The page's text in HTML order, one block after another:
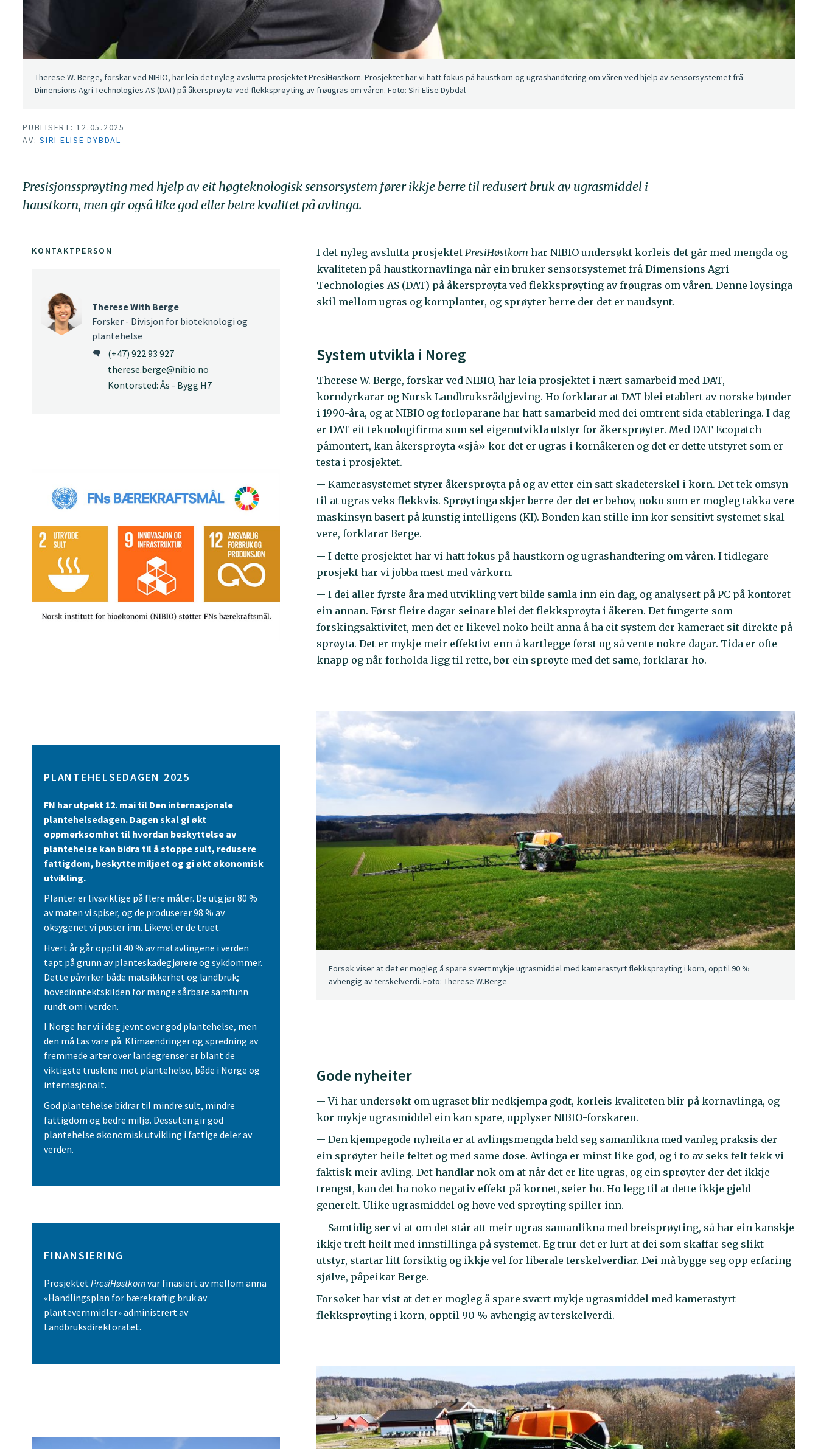
Therese W. Berge, forskar ved NIBIO, har leia det nyleg avslutta prosjektet PresiHøstkorn. Prosjektet har vi hatt fokus på haustkorn og ugrashandtering om våren ved hjelp av sensorsystemet frå
Dimensions Agri Technologies AS (DAT) på åkersprøyta ved flekksprøyting av frøugras om våren. Foto: Siri Elise Dybdal
PUBLISERT: 12.05.2025
AV: SIRI ELISE DYBDAL
Presisjonssprøyting med hjelp av eit høgteknologisk sensorsystem fører ikkje berre til redusert bruk av ugrasmiddel i
haustkorn, men gir også like god eller betre kvalitet på avlinga.
I det nyleg avslutta prosjektet PresiHøstkorn har NIBIO undersøkt korleis det går med mengda og
kvaliteten på haustkornavlinga når ein bruker sensorsystemet frå Dimensions Agri
Technologies AS (DAT) på åkersprøyta ved flekksprøyting av frøugras om våren. Denne løysinga
skil mellom ugras og kornplanter, og sprøyter berre der det er naudsynt.
System utvikla i Noreg
Therese W. Berge, forskar ved NIBIO, har leia prosjektet i nært samarbeid med DAT,
korndyrkarar og Norsk Landbruksrådgjeving. Ho forklarar at DAT blei etablert av norske bønder
i 1990-åra, og at NIBIO og forløparane har hatt samarbeid med dei omtrent sida etableringa. I dag
er DAT eit teknologifirma som sel eigenutvikla utstyr for åkersprøyter. Med DAT Ecopatch
påmontert, kan åkersprøyta «sjå» kor det er ugras i kornåkeren og det er dette utstyret som er
testa i prosjektet.
-- Kamerasystemet styrer åkersprøyta på og av etter ein satt skadeterskel i korn. Det tek omsyn
til at ugras veks flekkvis. Sprøytinga skjer berre der det er behov, noko som er mogleg takka vere
maskinsyn basert på kunstig intelligens (KI). Bonden kan stille inn kor sensitivt systemet skal
vere, forklarar Berge.
-- I dette prosjektet har vi hatt fokus på haustkorn og ugrashandtering om våren. I tidlegare
prosjekt har vi jobba mest med vårkorn.
-- I dei aller fyrste åra med utvikling vert bilde samla inn ein dag, og analysert på PC på kontoret
ein annan. Først fleire dagar seinare blei det flekksprøyta i åkeren. Det fungerte som
forskingsaktivitet, men det er likevel noko heilt anna å ha eit system der kameraet sit direkte på
sprøyta. Det er mykje meir effektivt enn å kartlegge først og så vente nokre dagar. Tida er ofte
knapp og når forholda ligg til rette, bør ein sprøyte med det same, forklarar ho.
Forsøk viser at det er mogleg å spare svært mykje ugrasmiddel med kamerastyrt flekksprøyting i korn, opptil 90 %
avhengig av terskelverdi. Foto: Therese W.Berge
Gode nyheiter
-- Vi har undersøkt om ugraset blir nedkjempa godt, korleis kvaliteten blir på kornavlinga, og
kor mykje ugrasmiddel ein kan spare, opplyser NIBIO-forskaren.
-- Den kjempegode nyheita er at avlingsmengda held seg samanlikna med vanleg praksis der
ein sprøyter heile feltet og med same dose. Avlinga er minst like god, og i to av seks felt fekk vi
faktisk meir avling. Det handlar nok om at når det er lite ugras, og ein sprøyter der det ikkje
trengst, kan det ha noko negativ effekt på kornet, seier ho. Ho legg til at dette ikkje gjeld
generelt. Ulike ugrasmiddel og høve ved sprøyting spiller inn.
-- Samtidig ser vi at om det står att meir ugras samanlikna med breisprøyting, så har ein kanskje
ikkje treft heilt med innstillinga på systemet. Eg trur det er lurt at dei som skaffar seg slikt
utstyr, startar litt forsiktig og ikkje vel for liberale terskelverdiar. Dei må bygge seg opp erfaring
sjølve, påpeikar Berge.
Forsøket har vist at det er mogleg å spare svært mykje ugrasmiddel med kamerastyrt
flekksprøyting i korn, opptil 90 % avhengig av terskelverdi.
KONTAKTPERSON
Therese With Berge
Forsker - Divisjon for bioteknologi og
plantehelse
(+47) 922 93 927
therese.berge@nibio.no
Kontorsted: Ås - Bygg H7
PLANTEHELSEDAGEN 2025
FN har utpekt 12. mai til Den internasjonale
plantehelsedagen. Dagen skal gi økt
oppmerksomhet til hvordan beskyttelse av
plantehelse kan bidra til å stoppe sult, redusere
fattigdom, beskytte miljøet og gi økt økonomisk
utvikling.
Planter er livsviktige på flere måter. De utgjør 80 %
av maten vi spiser, og de produserer 98 % av
oksygenet vi puster inn. Likevel er de truet.
Hvert år går opptil 40 % av matavlingene i verden
tapt på grunn av planteskadegjørere og sykdommer.
Dette påvirker både matsikkerhet og landbruk;
hovedinntektskilden for mange sårbare samfunn
rundt om i verden.
I Norge har vi i dag jevnt over god plantehelse, men
den må tas vare på. Klimaendringer og spredning av
fremmede arter over landegrenser er blant de
viktigste truslene mot plantehelse, både i Norge og
internasjonalt.
God plantehelse bidrar til mindre sult, mindre
fattigdom og bedre miljø. Dessuten gir god
plantehelse økonomisk utvikling i fattige deler av
verden.
FINANSIERING
ProsjektetPresiHøstkornvar finasiert av mellom anna
«Handlingsplan for bærekraftig bruk av
plantevernmidler» administrert av
Landbruksdirektoratet.